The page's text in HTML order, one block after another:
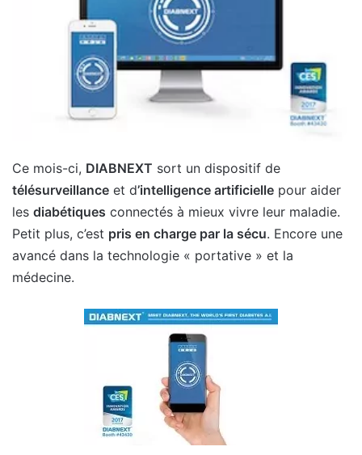
Ce mois-ci, DIABNEXT sort un dispositif de
télésurveillance et d’intelligence artificielle pour aider
les diabétiques connectés à mieux vivre leur maladie.
Petit plus, c’est pris en charge par la sécu. Encore une
avancé dans la technologie « portative » et la
médecine.